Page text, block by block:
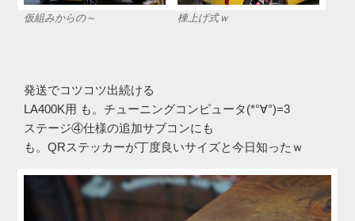
仮組みからの～ 棟上げ式ｗ
発送でコツコツ出続ける
LA400K用 も。チューニングコンピュータ(*°∀°)=3
ステージ④仕様の追加サブコンにも
も。QRステッカーが丁度良いサイズと今日知ったｗ